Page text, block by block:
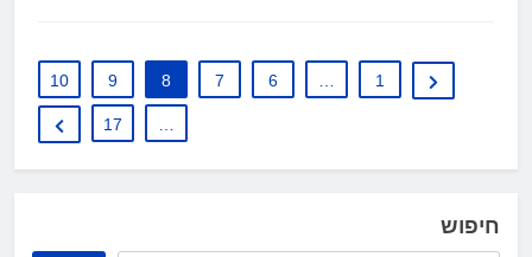
1
6
7
8
9
10
17
חיפוש